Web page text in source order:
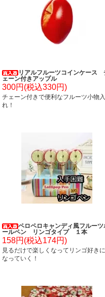
リアルフルーツコインケース
ェーン付きアップル
300円(税込330円)
チェーン付きで便利なフルーツ小物入
れ！
ペロペロキャンディ風フルーツ
ールペン リンゴタイプ １本
158円(税込174円)
見るだけで楽しくなってリンゴ好きに
なっていく！